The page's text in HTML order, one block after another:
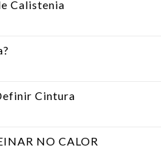
Calistenia
Cintura
NO CALOR